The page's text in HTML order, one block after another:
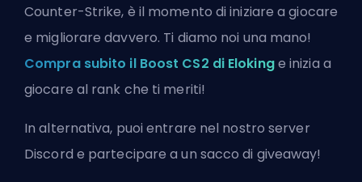
Counter-Strike, è il momento di iniziare a giocare
e migliorare davvero. Ti diamo noi una mano!
Compra subito il Boost CS2 di Elokinge inizia a
giocare al rank che ti meriti!
In alternativa, puoientrare nel nostro server
Discord e partecipare a un sacco di giveaway!